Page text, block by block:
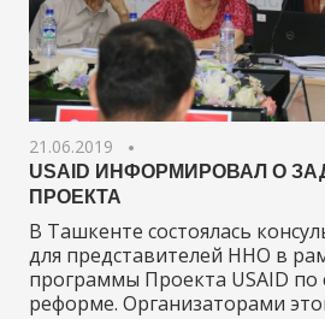
21.06.2019
USAID ИНФОРМИРОВАЛ О
ПРОЕКТА
В Ташкенте состоялась
для представителей ННО в
программы Проекта USAID по
реформе. Организаторами